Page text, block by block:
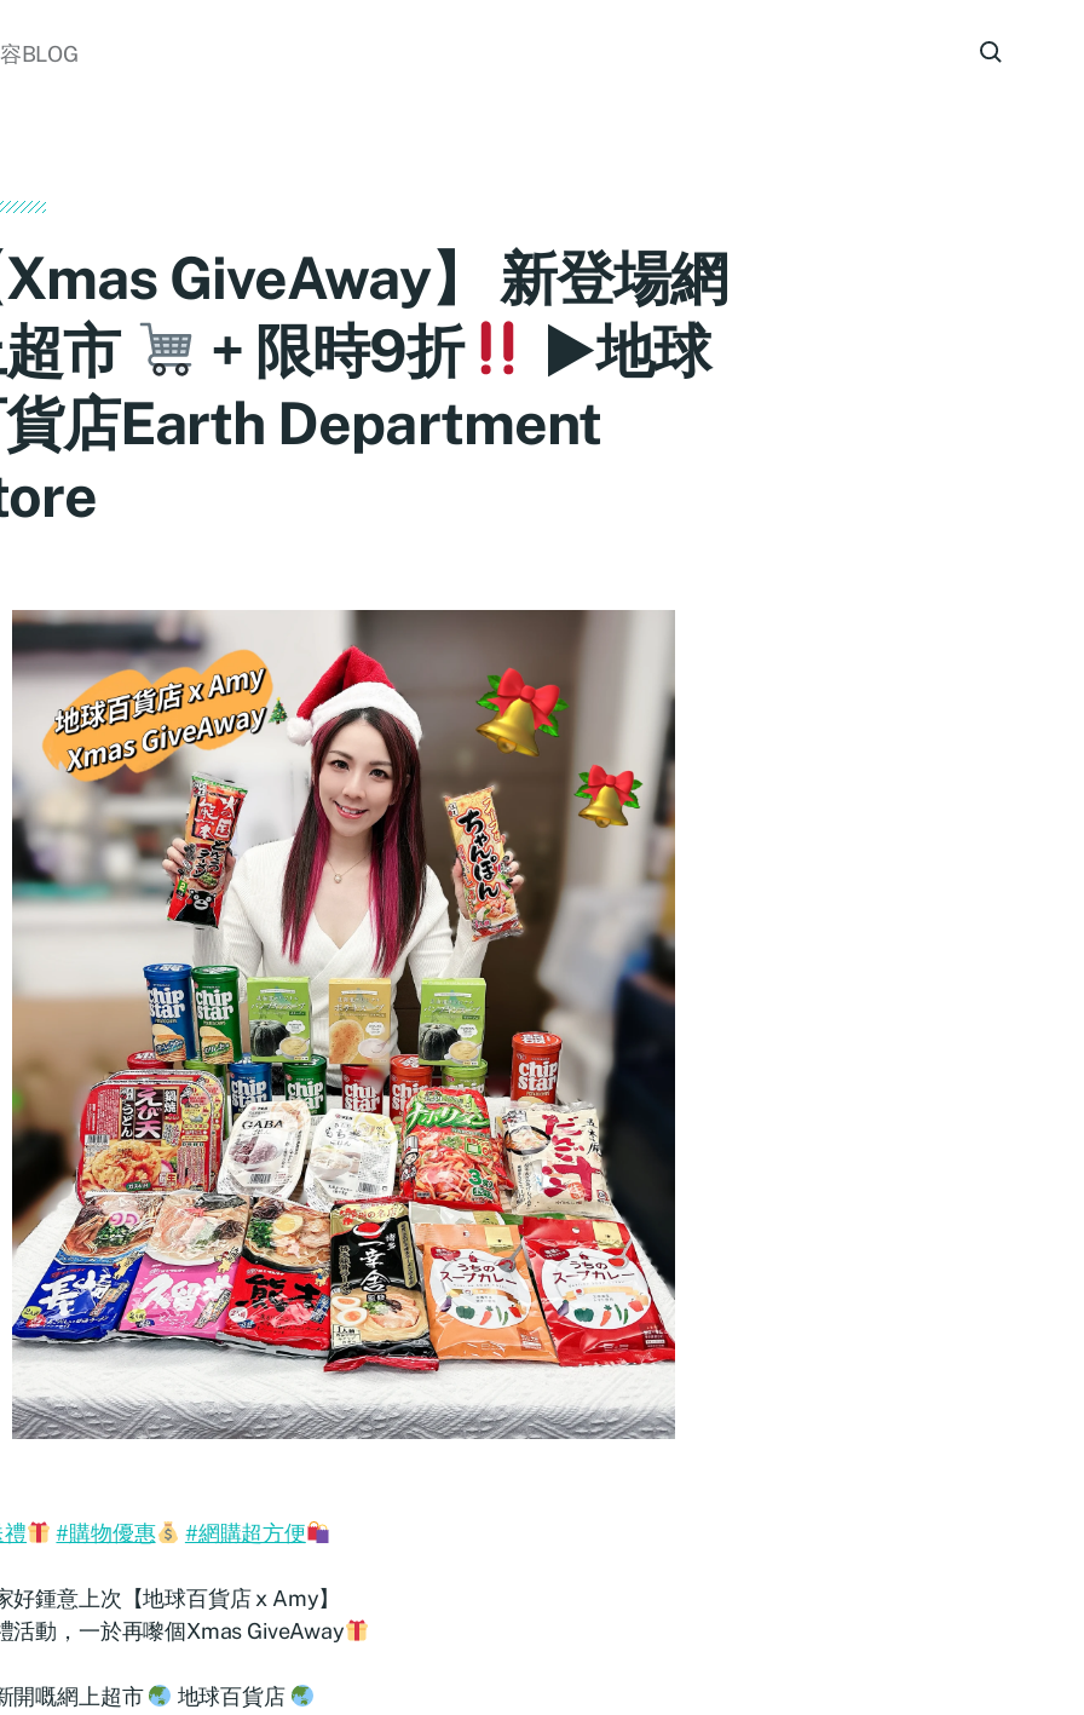
BLOG
Xmas GiveAway】 新登場網
市
+ 限時9折
►地球
店Earth Department
#購物優惠
#網購超方便
好鍾意上次【地球百貨店 x Amy】
活動，一於再嚟個Xmas GiveAway
開嘅網上超市
地球百貨店